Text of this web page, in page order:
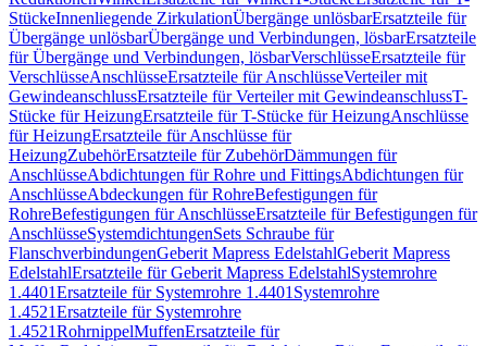
StückeInnenliegende ZirkulationÜbergänge unlösbarErsatzteile für
Übergänge unlösbarÜbergänge und Verbindungen, lösbarErsatzteile
für Übergänge und Verbindungen, lösbarVerschlüsseErsatzteile für
VerschlüsseAnschlüsseErsatzteile für AnschlüsseVerteiler mit
GewindeanschlussErsatzteile für Verteiler mit GewindeanschlussT-
Stücke für HeizungErsatzteile für T-Stücke für HeizungAnschlüsse
für HeizungErsatzteile für Anschlüsse für
HeizungZubehörErsatzteile für ZubehörDämmungen für
AnschlüsseAbdichtungen für Rohre und FittingsAbdichtungen für
AnschlüsseAbdeckungen für RohreBefestigungen für
RohreBefestigungen für AnschlüsseErsatzteile für Befestigungen für
AnschlüsseSystemdichtungenSets Schraube für
FlanschverbindungenGeberit Mapress EdelstahlGeberit Mapress
EdelstahlErsatzteile für Geberit Mapress EdelstahlSystemrohre
1.4401Ersatzteile für Systemrohre 1.4401 Systemrohre
1.4521Ersatzteile für Systemrohre
1.4521RohrnippelMuffenErsatzteile für